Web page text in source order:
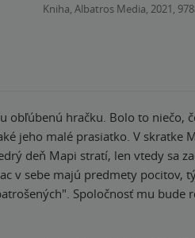
Kniha, Albatros Media, 2021,
obľúbenú hračku. Bolo to niečo,
jeho malé prasiatko. V skratke
deň Mapi stratí, len vtedy sa
v sebe majú predmety pocitov,
Spoločnosť mu bude
nehodlá vzdať. Toto nádherne